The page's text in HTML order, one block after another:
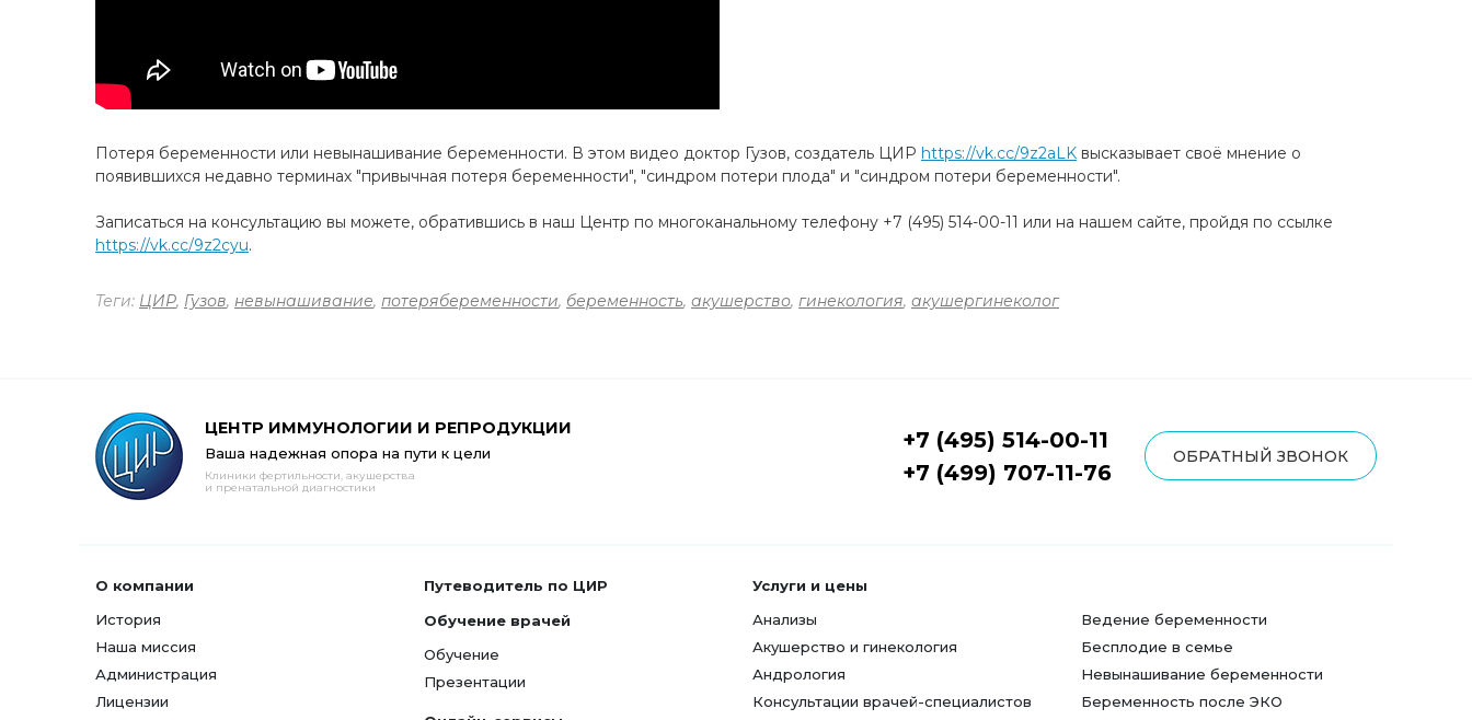
Потеря беременности или невынашивание беременности. В этом видео доктор Гузов, создатель ЦИР https://vk.cc/9z2aLK высказывает своё мнение о
появившихся недавно терминах "привычная потеря беременности", "синдром потери плода" и "синдром потери беременности".
Записаться на консультацию вы можете, обратившись в наш Центр по многоканальному телефону +7 (495) 514-00-11 или на нашем сайте, пройдя по ссылке
https://vk.cc/9z2cyu.
Теги: ЦИР, Гузов, невынашивание, потерябеременности, беременность, акушерство, гинекология, акушергинеколог
ЦЕНТР ИММУНОЛОГИИ И РЕПРОДУКЦИИ
Ваша надежная опора на пути к цели
Клиники фертильности, акушерства
и пренатальной диагностики
+7 (495) 514-00-11
+7 (499) 707-11-76
ОБРАТНЫЙ ЗВОНОК
О компании
История
Наша миссия
Администрация
Лицензии
Путеводитель по ЦИР
Обучение врачей
Обучение
Презентации
Услуги и цены
Анализы
Акушерство и гинекология
Андрология
Консультации врачей-специалистов
Ведение беременности
Бесплодие в семье
Невынашивание беременности
Беременность после ЭКО